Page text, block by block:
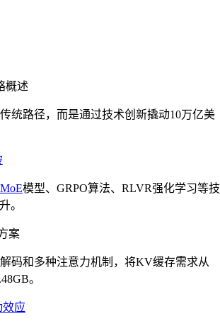
概述
传统路径，而是通过技术创新撬动10万亿美
MoE模型、GRPO算法、RLVR强化学习等技
。
案
码和多种注意力机制，将KV缓存需求从
。
效应